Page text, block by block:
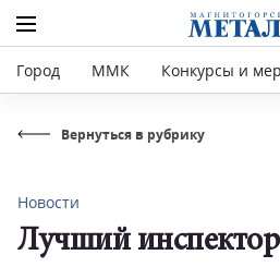
Город ММК Конкурсы и
Вернуться в рубрику
Новости
Лучший инспектор